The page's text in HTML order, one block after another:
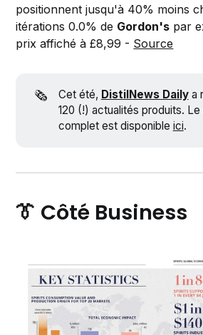
positionnent jusqu'à 40% moins
itérations 0.0% de Gordon's par
prix affiché à £8,99 - Source
🗞️ Cet été, DistilNews Dailya
120 (!) actualités produits.
complet est disponible ici.
👔 Côté Business